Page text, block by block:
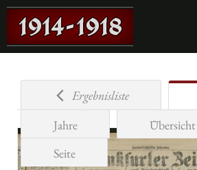
Ergebnisliste
Jahre
Übersicht
Seite